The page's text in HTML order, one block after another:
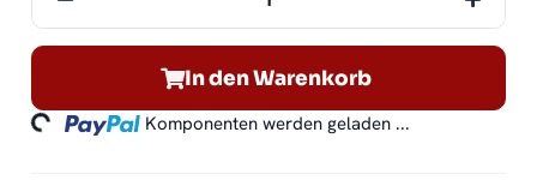
In den Warenkorb
Komponenten werden geladen ...